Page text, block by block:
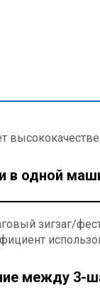
в одной
зигзаг/
между 3-